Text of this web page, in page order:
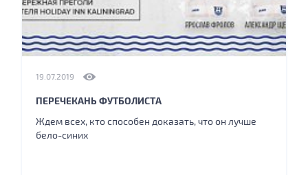
19.07.2019
ПЕРЕЧЕКАНЬ ФУТБОЛИСТА
Ждем всех, кто способен доказать, что он лучше
бело-синих